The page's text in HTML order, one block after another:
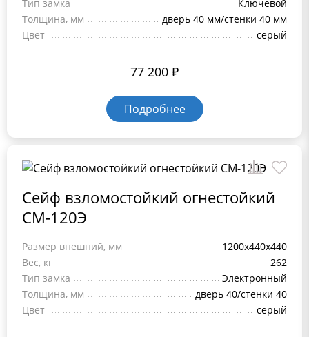
Тип замка
Ключевой
Толщина, мм
дверь 40 мм/стенки 40 мм
Цвет
серый
77 200 ₽
Подробнее
Сейф взломостойкий огнестойкий
СМ-120Э
Размер внешний, мм
1200x440x440
Вес, кг
262
Тип замка
Электронный
Толщина, мм
дверь 40/стенки 40
Цвет
серый